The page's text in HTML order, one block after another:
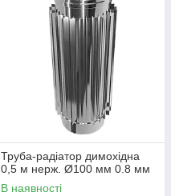
Труба-радіатор димохідна
0,5 м нерж. Ø100 мм 0.8 мм
В наявності